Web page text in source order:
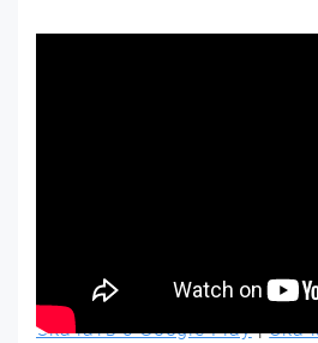
Скачать с Google Play|